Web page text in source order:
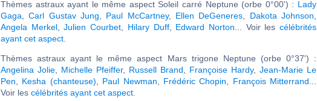
Thèmes astraux ayant le même aspect Soleil carré Neptune (orbe 0°00') : Lady
Gaga ,Carl Gustav Jung Paul McCartney, Ellen DeGeneres Dakota Johnson
Angela Merkel,Julien Courbet Hilary Duff, Edward Norton ... Voir lescélébrités
ayant cet aspect
Thèmes astraux ayant le même aspect Mars trigone Neptune (orbe 0°37') :
Angelina Jolie
Michelle Pfeiffer, Russell Brand Françoise Hardy, Jean-Marie Le
Pen
Kesha (chanteuse) Paul Newman Frédéric Chopin François Mitterrand
Voir les célébrités ayant cet aspect